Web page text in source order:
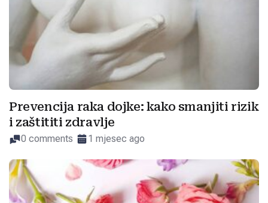
Prevencija raka dojke: kako smanjiti rizik
i zaštititi zdravlje
0 comments 1 mjesec ago